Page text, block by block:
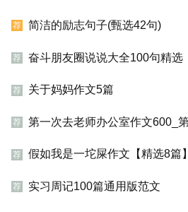
荐 简洁的励志句子(甄选42句)
荐 奋斗朋友圈说说大全100句精选
荐 关于妈妈作文5篇
荐
荐 假如我是一坨屎作文【精选8篇】
荐 实习周记100篇通用版范文